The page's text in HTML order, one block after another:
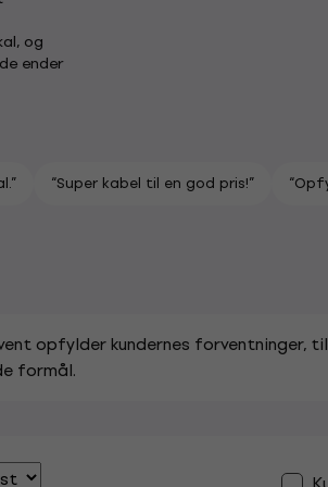
og
ender
“Super kabel til en god pris!”
opfylder kundernes
formål.